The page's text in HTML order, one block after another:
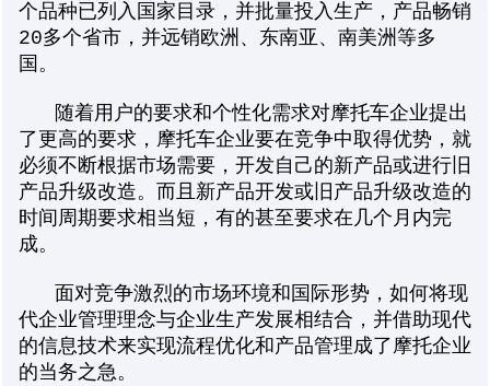
个品种已列入国家目录，并批量投入生产，产品畅销
20多个省市，并远销欧洲、东南亚、南美洲等多
国。
随着用户的要求和个性化需求对摩托车企业提出
了更高的要求，摩托车企业要在竞争中取得优势，就
必须不断根据市场需要，开发自己的新产品或进行旧
产品升级改造。而且新产品开发或旧产品升级改造的
时间周期要求相当短，有的甚至要求在几个月内完
成。
面对竞争激烈的市场环境和国际形势，如何将现
代企业管理理念与企业生产发展相结合，并借助现代
的信息技术来实现流程优化和产品管理成了摩托企业
的当务之急。